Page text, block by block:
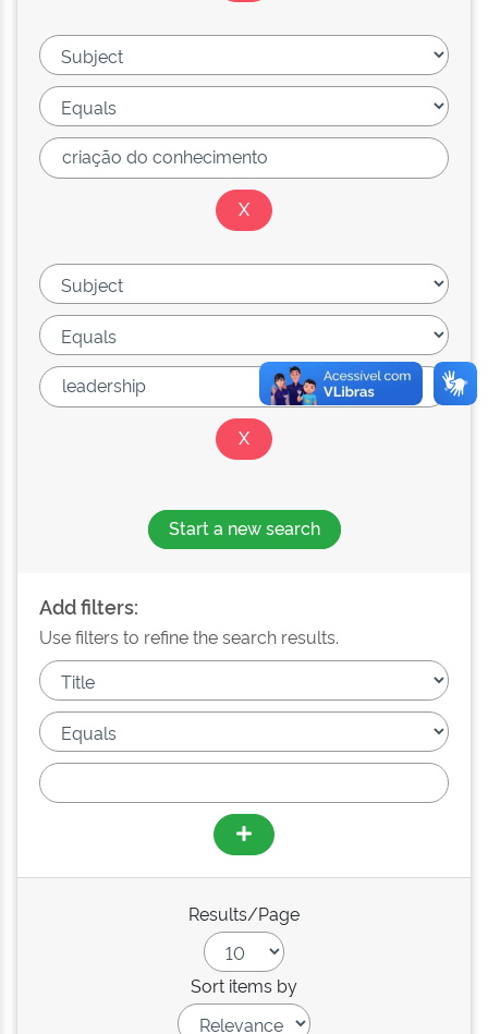
Start a new search
Add filters:
Use filters to refine the search results.
Results/Page
Sort items by